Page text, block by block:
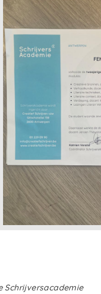
Schrijversacademie